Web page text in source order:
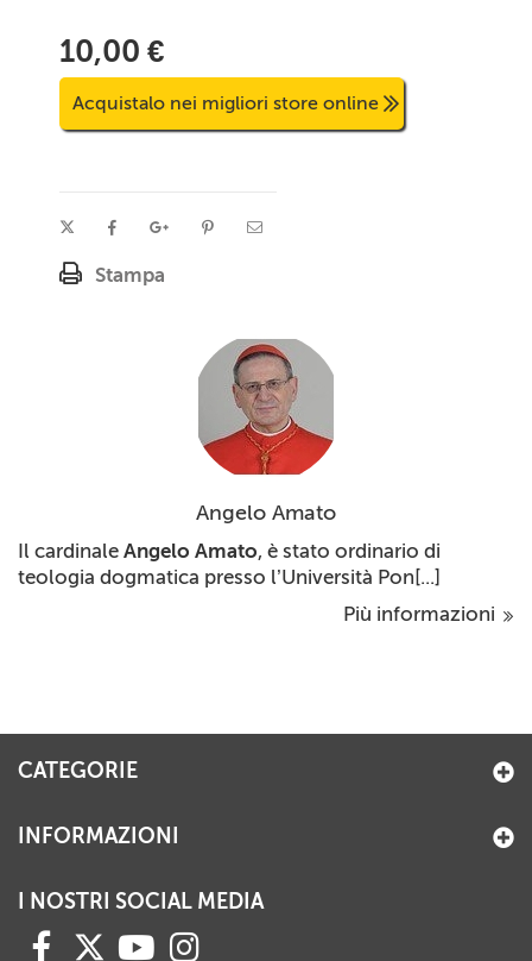
10,00 €
Acquistalo nei migliori store online
Stampa
Angelo Amato
Il cardinale Angelo Amato, è stato ordinario di
teologia dogmatica presso l’Università Pon[...]
Più informazioni
CATEGORIE
INFORMAZIONI
I NOSTRI SOCIAL MEDIA